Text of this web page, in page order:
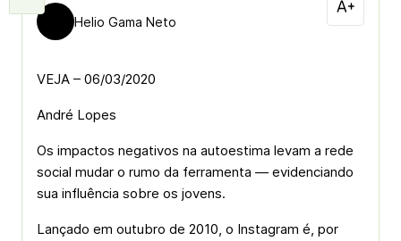
Helio Gama Neto
VEJA – 06/03/2020
André Lopes
Os impactos negativos na autoestima levam a rede
social mudar o rumo da ferramenta — evidenciando
sua influência sobre os jovens.
Lançado em outubro de 2010, o Instagram é, por